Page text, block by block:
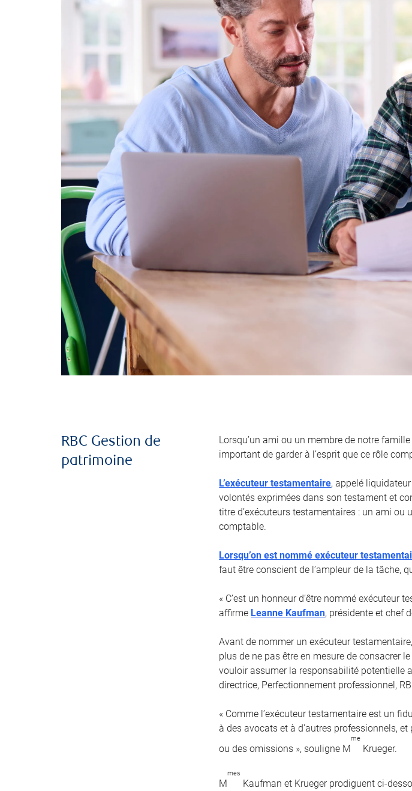
RBC Gestion de
patrimoine
Lorsqu’un ami ou un membre de notre
important de garder à l’esprit que ce rôle
L’exécuteur testamentaire, appelé
volontés exprimées dans son testament et
titre d’exécuteurs testamentaires : un ami
comptable.
Lorsqu’on est nommé exécuteur
faut être conscient de l’ampleur de la tâche,
« C’est un honneur d’être nommé exécuteur
affirme Leanne Kaufman, présidente et chef
Avant de nommer un exécuteur
plus de ne pas être en mesure de consacrer
vouloir assumer la responsabilité potentielle
directrice, Perfectionnement professionnel,
« Comme l’exécuteur testamentaire est un
à des avocats et à d’autres professionnels,
ou des omissions », souligne M
me
Krueger.
M
mes
Kaufman et Krueger prodiguent ci-